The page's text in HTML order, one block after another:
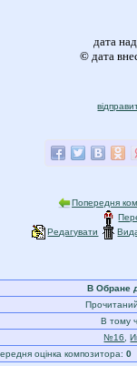
дата
© дата
Попередня
Редагувати
В Обране
Прочитаний
В тому
№16
,
оцінка композитора:0